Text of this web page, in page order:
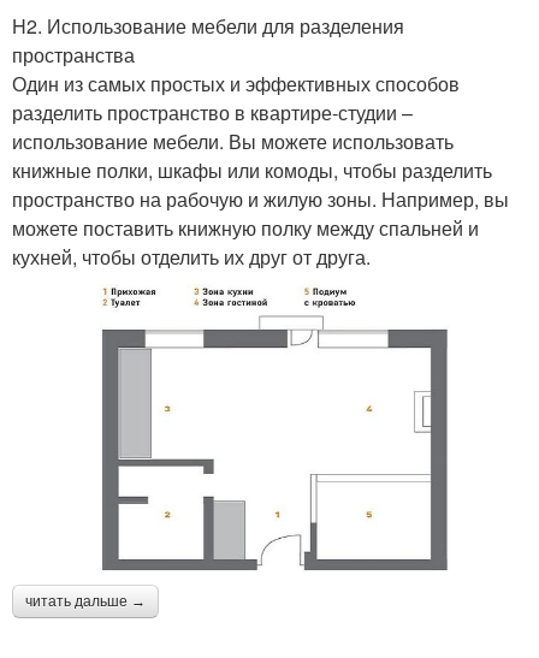
H2. Использование мебели для разделения
пространства
Один из самых простых и эффективных способов
разделить пространство в квартире-студии –
использование мебели. Вы можете использовать
книжные полки, шкафы или комоды, чтобы разделить
пространство на рабочую и жилую зоны. Например, вы
можете поставить книжную полку между спальней и
кухней, чтобы отделить их друг от друга.
читать дальше →